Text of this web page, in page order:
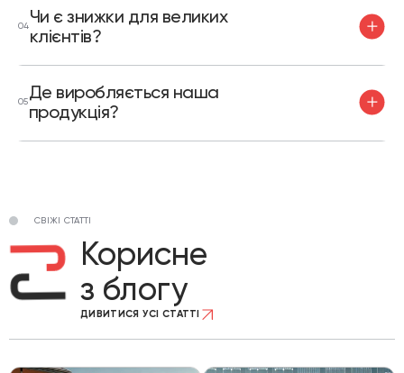
04Чи є знижки для великих
клієнтів?
05Де виробляється наша
продукція?
СВІЖІ СТАТТІ
Корисне
з блогу
ДИВИТИСЯ УСІ СТАТТІ